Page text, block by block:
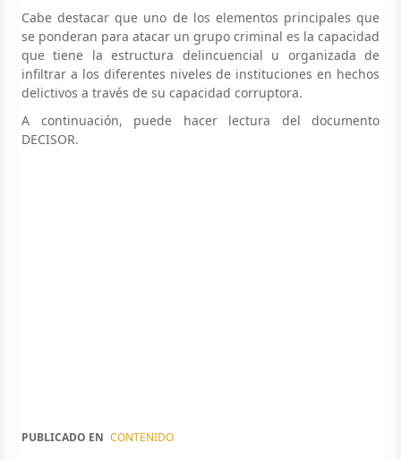
Cabe destacar que uno de los elementos principales que
se ponderan para atacar un grupo criminal es la capacidad
que tiene la estructura delincuencial u organizada de
infiltrar a los diferentes niveles de instituciones en hechos
delictivos a través de su capacidad corruptora.
A continuación, puede hacer lectura del documento
DECISOR.
PUBLICADO EN CONTENIDO